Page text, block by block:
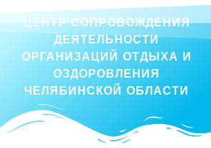
ЦЕНТР СОПРОВОЖДЕНИЯ
ДЕЯТЕЛЬНОСТИ
ОРГАНИЗАЦИЙ ОТДЫХА И
ОЗДОРОВЛЕНИЯ
ЧЕЛЯБИНСКОЙ ОБЛАСТИ